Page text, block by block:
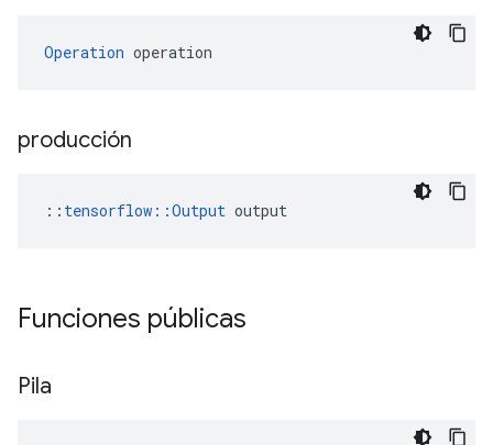
Operation operation
producción
:: tensorflow::Output output
Funciones públicas
Pila